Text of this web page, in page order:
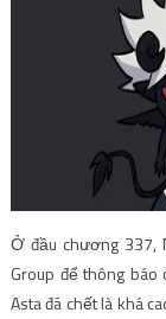
Ở đầu chương 337,
Group để thông báo
Asta đã chết là khá